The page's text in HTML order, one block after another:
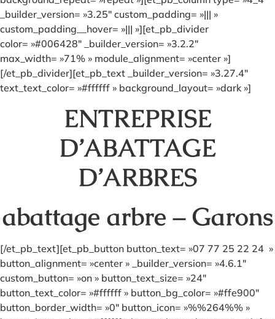
_builder_version= »3.25″ custom_padding= »||| »
custom_padding__hover= »||| »][et_pb_divider
color= »#006428″ _builder_version= »3.2.2″
max_width= »71% » module_alignment= »center »]
[/et_pb_divider][et_pb_text _builder_version= »3.27.4″
text_text_color= »#ffffff » background_layout= »dark »]
ENTREPRISE
D’ABATTAGE
D’ARBRES
abattage arbre – Garons
[/et_pb_text][et_pb_button button_text= »07 77 25 22 24 »
button_alignment= »center » _builder_version= »4.6.1″
custom_button= »on » button_text_size= »24″
button_text_color= »#ffffff » button_bg_color= »#ffe900″
button_border_width= »0″ button_icon= »%%264%% »